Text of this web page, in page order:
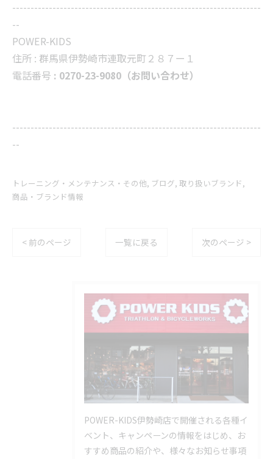
--------------------------------------------------------------------
--
POWER-KIDS
住所 : 群馬県伊勢崎市連取元町２８７ー１
電話番号 : 0270-23-9080（お問い合わせ）
--------------------------------------------------------------------
--
トレーニング・メンテナンス・その他 ブログ 取り扱いブランド
商品・ブランド情報
< 前のページ 一覧に戻る 次のページ >
POWER-KIDS伊勢崎店で開催される各種イ
ベント、キャンペーンの情報をはじめ、お
すすめ商品の紹介や、様々なお知らせ事項